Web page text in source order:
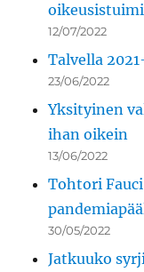
12/07/2022
Talvella
23/06/2022
Yksityinen
ihan oikein
13/06/2022
Tohtori
30/05/2022
Jatkuuko